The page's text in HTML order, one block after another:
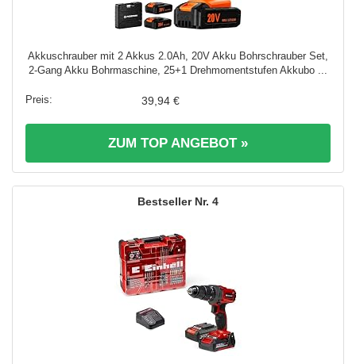
Akkuschrauber mit 2 Akkus 2.0Ah, 20V Akku Bohrschrauber Set,
2-Gang Akku Bohrmaschine, 25+1 Drehmomentstufen Akkubo ...
39,94 €
ZUM TOP ANGEBOT »
4